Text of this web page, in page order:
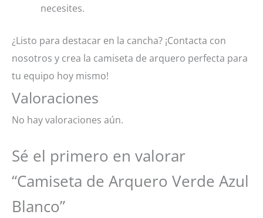
necesites.
¿Listo para destacar en la cancha? ¡Contacta con
nosotros y crea la camiseta de arquero perfecta para
tu equipo hoy mismo!
Valoraciones
No hay valoraciones aún.
Sé el primero en valorar
“Camiseta de Arquero Verde Azul
Blanco”